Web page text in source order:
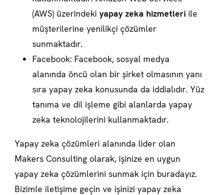
(AWS) üzerindeki yapay zeka hizmetleri ile
müşterilerine yenilikçi çözümler
sunmaktadır.
Facebook: Facebook, sosyal medya
alanında öncü olan bir şirket olmasının yanı
sıra yapay zeka konusunda da iddialıdır. Yüz
tanıma ve dil işleme gibi alanlarda yapay
zeka teknolojilerini kullanmaktadır.
Yapay zeka çözümleri alanında lider olan
Makers Consulting olarak, işinize en uygun
yapay zeka çözümlerini sunmak için buradayız.
Bizimle iletişime geçin ve işinizi yapay zeka